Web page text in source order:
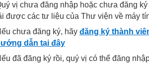
vị chưa đăng nhập hoặc chưa đăng
được các tư liệu của Thư viện về máy
chưa đăng ký, hãy đăng ký thành
dẫn tại đây
đã đăng ký rồi, quý vị có thể đăng